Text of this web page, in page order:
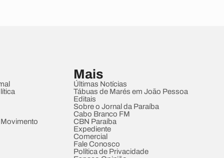
Mais
Últimas Notícias
Tábuas de Marés em João Pessoa
Editais
Sobre o Jornal da Paraíba
Cabo Branco FM
CBN Paraíba
Expediente
Comercial
Fale Conosco
Política de Privacidade